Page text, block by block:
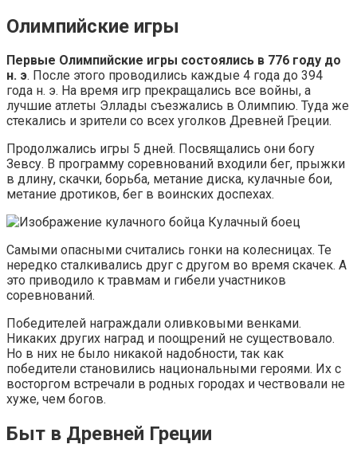
Олимпийские игры
Первые Олимпийские игры состоялись в 776 году до
н. э. После этого проводились каждые 4 года до 394
года н. э. На время игр прекращались все войны, а
лучшие атлеты Эллады съезжались в Олимпию. Туда же
стекались и зрители со всех уголков Древней Греции.
Продолжались игры 5 дней. Посвящались они богу
Зевсу. В программу соревнований входили бег, прыжки
в длину, скачки, борьба, метание диска, кулачные бои,
метание дротиков, бег в воинских доспехах.
Кулачный боец
Самыми опасными считались гонки на колесницах. Те
нередко сталкивались друг с другом во время скачек. А
это приводило к травмам и гибели участников
соревнований.
Победителей награждали оливковыми венками.
Никаких других наград и поощрений не существовало.
Но в них не было никакой надобности, так как
победители становились национальными героями. Их с
восторгом встречали в родных городах и чествовали не
хуже, чем богов.
Быт в Древней Греции